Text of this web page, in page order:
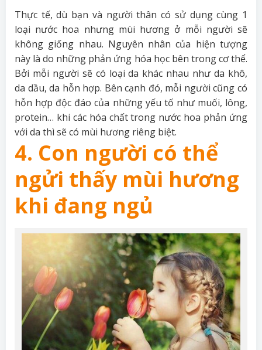
Thực tế, dù bạn và người thân có sử dụng cùng 1
loại nước hoa nhưng mùi hương ở mỗi người sẽ
không giống nhau. Nguyên nhân của hiện tượng
này là do những phản ứng hóa học bên trong cơ thể.
Bởi mỗi người sẽ có loại da khác nhau như da khô,
da dầu, da hỗn hợp. Bên cạnh đó, mỗi người cũng có
hỗn hợp độc đáo của những yếu tố như muối, lông,
protein… khi các hóa chất trong nước hoa phản ứng
với da thì sẽ có mùi hương riêng biệt.
4. Con người có thể
ngửi thấy mùi hương
khi đang ngủ